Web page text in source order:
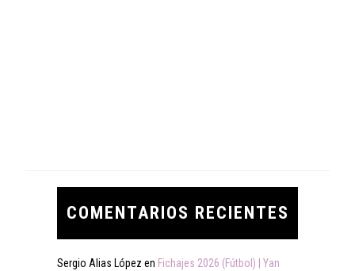
COMENTARIOS RECIENTES
Sergio Alias López en Fichajes 2026 (Fútbol) | Yan